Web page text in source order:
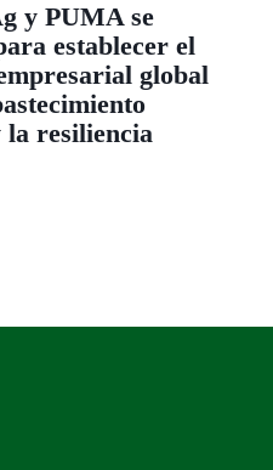
y PUMA se
establecer el
global
la resiliencia